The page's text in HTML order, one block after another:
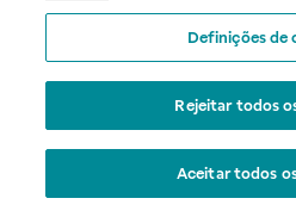
Definições de
Rejeitar todos
Aceitar todos